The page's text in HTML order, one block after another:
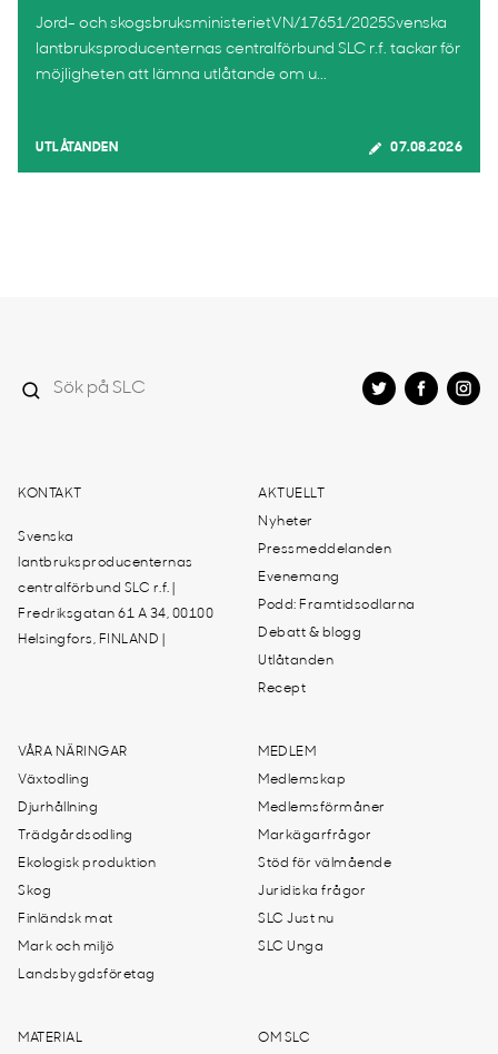
Jord- och skogsbruksministerietVN/17651/2025Svenska
lantbruksproducenternas centralförbund SLC r.f. tackar för
möjligheten att lämna utlåtande om u...
UTLÅTANDEN 07.08.2026
KONTAKT
Svenska
lantbruksproducenternas
centralförbund SLC r.f. |
Fredriksgatan 61 A 34, 00100
Helsingfors, FINLAND |
AKTUELLT
Nyheter
Pressmeddelanden
Evenemang
Podd: Framtidsodlarna
Debatt & blogg
Utlåtanden
Recept
VÅRA NÄRINGAR
Växtodling
Djurhållning
Trädgårdsodling
Ekologisk produktion
Skog
Finländsk mat
Mark och miljö
Landsbygdsföretag
MEDLEM
Medlemskap
Medlemsförmåner
Markägarfrågor
Stöd för välmående
Juridiska frågor
SLC Just nu
SLC Unga
MATERIAL OM SLC